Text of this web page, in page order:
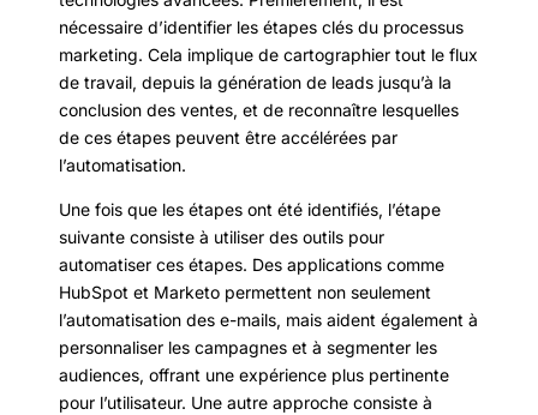
nécessaire d’identifier les étapes clés du processus
marketing. Cela implique de cartographier tout le flux
de travail, depuis la génération de leads jusqu’à la
conclusion des ventes, et de reconnaître lesquelles
de ces étapes peuvent être accélérées par
l’automatisation.
Une fois que les étapes ont été identifiés, l’étape
suivante consiste à utiliser des outils pour
automatiser ces étapes. Des applications comme
HubSpot et Marketo permettent non seulement
l’automatisation des e-mails, mais aident également à
personnaliser les campagnes et à segmenter les
audiences, offrant une expérience plus pertinente
pour l’utilisateur. Une autre approche consiste à